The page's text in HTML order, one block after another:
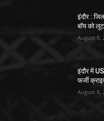
इंदौर :
बॉय को
August 8,
इंदौर में
फर्जी
August 8,